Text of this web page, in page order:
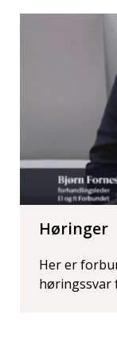
Høringer
Her er
høringssvar